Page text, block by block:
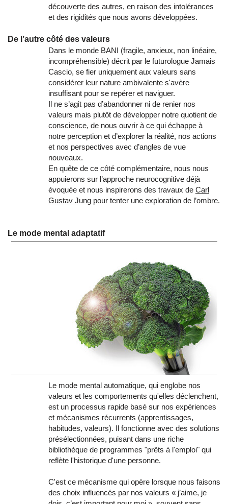
découverte des autres, en raison des intolérances
et des rigidités que nous avons développées.
De l’autre côté des valeurs
Dans le monde BANI (fragile, anxieux, non linéaire,
incompréhensible) décrit par le futurologue Jamais
Cascio, se fier uniquement aux valeurs sans
considérer leur nature ambivalente s'avère
insuffisant pour se repérer et naviguer.
Il ne s’agit pas d’abandonner ni de renier nos
valeurs mais plutôt de développer notre quotient de
conscience, de nous ouvrir à ce qui échappe à
notre perception et d’explorer la réalité, nos actions
et nos perspectives avec d’angles de vue
nouveaux.
En quête de ce côté complémentaire, nous nous
appuierons sur l’approche neurocognitive déjà
évoquée et nous inspirerons des travaux de Carl
Gustav Jung pour tenter une exploration de l’ombre.
Le mode mental adaptatif
Le mode mental automatique, qui englobe nos
valeurs et les comportements qu'elles déclenchent,
est un processus rapide basé sur nos expériences
et mécanismes récurrents (apprentissages,
habitudes, valeurs). Il fonctionne avec des solutions
présélectionnées, puisant dans une riche
bibliothèque de programmes "prêts à l'emploi" qui
reflète l'historique d'une personne.
C'est ce mécanisme qui opère lorsque nous faisons
des choix influencés par nos valeurs « j’aime, je